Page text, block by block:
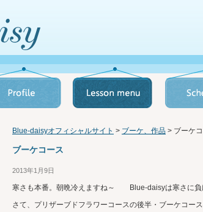
Blue-daisyオフィシャルサイト > ブーケ、作品 > ブーケ
ブーケコース
2013年1月9日
寒さも本番。朝晩冷えますね～ Blue-daisyは寒さに負
さて、プリザーブドフラワーコースの後半・ブーケコー